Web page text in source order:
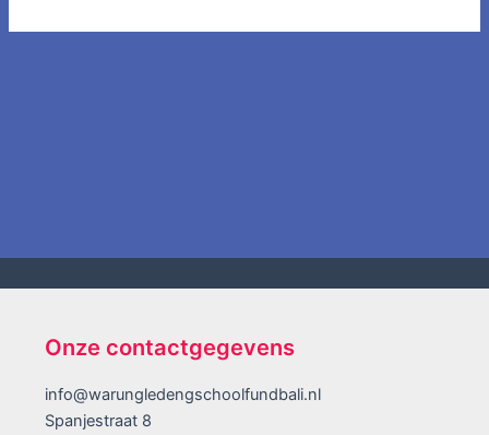
Onze contactgegevens
info@warungledengschoolfundbali.nl
Spanjestraat 8